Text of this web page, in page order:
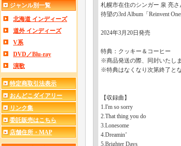
ジャンル別一覧
北海道 インディーズ
道外 インディーズ
V系
DVD／Blu-ray
演歌
特定商取引法表示
おんどこダイアリー
リンク集
委託販売はこちら
店舗住所・MAP
札幌市在住のシンガー 泉 亮さ
待望の3rd Album「Reinvent
2024年3月20日発売
特典：クッキー＆コーヒー
※商品発送の際、同封いたしま
※特典はなくなり次第終了とな
【収録曲】
1.I'm so sorry
2.That thing you do
3.Lonesome
4.Dreamin’
5.Brighter Days